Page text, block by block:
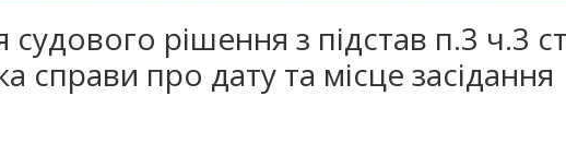
судового рішення з підстав п.3 ч.3
справи про дату та місце засідання